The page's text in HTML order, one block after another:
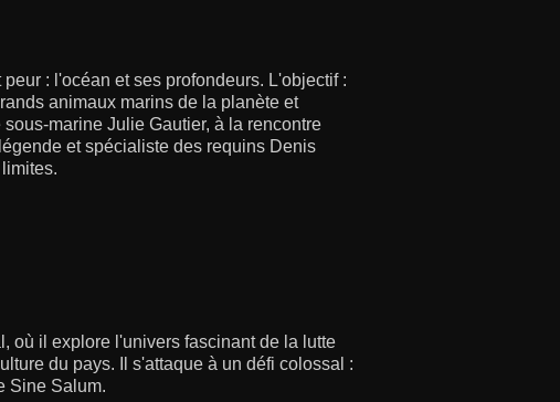
: l'océan et ses profondeurs. L'objectif :
animaux marins de la planète et
marine Julie Gautier, à la rencontre
et spécialiste des requins Denis
où il explore l'univers fascinant de la lutte
du pays. Il s'attaque à un défi colossal :
Sine Salum.